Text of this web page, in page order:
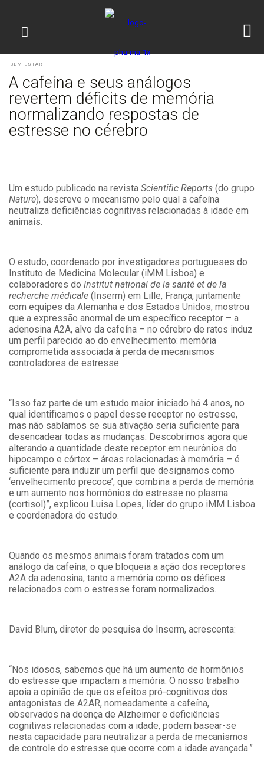
BEM-ESTAR
A cafeína e seus análogos
revertem déficits de memória
normalizando respostas de
estresse no cérebro
Um estudo publicado na revista Scientific Reports (do grupo
Nature), descreve o mecanismo pelo qual a cafeína
neutraliza deficiências cognitivas relacionadas à idade em
animais.
O estudo, coordenado por investigadores portugueses do
Instituto de Medicina Molecular (iMM Lisboa) e
colaboradores do Institut national de la santé et de la
recherche médicale (Inserm) em Lille, França, juntamente
com equipes da Alemanha e dos Estados Unidos, mostrou
que a expressão anormal de um específico receptor – a
adenosina A2A, alvo da cafeína – no cérebro de ratos induz
um perfil parecido ao do envelhecimento: memória
comprometida associada à perda de mecanismos
controladores de estresse.
“Isso faz parte de um estudo maior iniciado há 4 anos, no
qual identificamos o papel desse receptor no estresse,
mas não sabíamos se sua ativação seria suficiente para
desencadear todas as mudanças. Descobrimos agora que
alterando a quantidade deste receptor em neurônios do
hipocampo e córtex – áreas relacionadas à memória – é
suficiente para induzir um perfil que designamos como
‘envelhecimento precoce’, que combina a perda de memória
e um aumento nos hormônios do estresse no plasma
(cortisol)”, explicou Luisa Lopes, líder do grupo iMM Lisboa
e coordenadora do estudo.
Quando os mesmos animais foram tratados com um
análogo da cafeína, o que bloqueia a ação dos receptores
A2A da adenosina, tanto a memória como os défices
relacionados com o estresse foram normalizados.
David Blum, diretor de pesquisa do Inserm, acrescenta:
“Nos idosos, sabemos que há um aumento de hormônios
do estresse que impactam a memória. O nosso trabalho
apoia a opinião de que os efeitos pró-cognitivos dos
antagonistas de A2AR, nomeadamente a cafeína,
observados na doença de Alzheimer e deficiências
cognitivas relacionadas com a idade, podem basear-se
nesta capacidade para neutralizar a perda de mecanismos
de controle do estresse que ocorre com a idade avançada.”